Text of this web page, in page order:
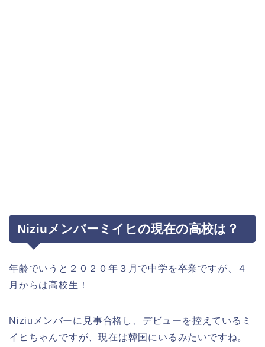
Niziuメンバーミイヒの現在の高校は？
年齢でいうと２０２０年３月で中学を卒業ですが、４
月からは高校生！
Niziuメンバーに見事合格し、デビューを控えているミ
イヒちゃんですが、現在は韓国にいるみたいですね。